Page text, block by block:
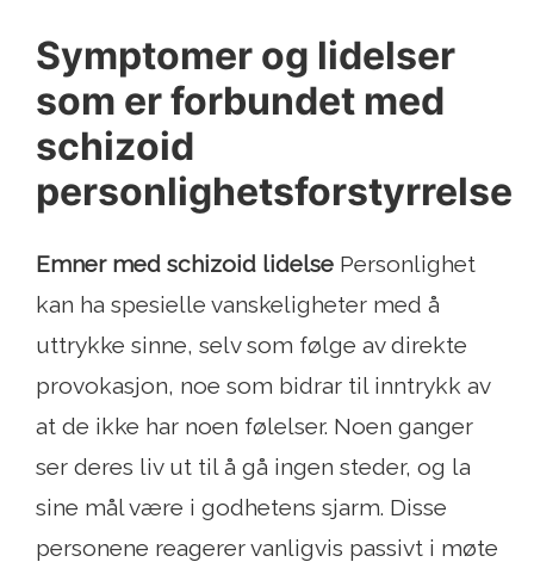
Symptomer og lidelser
som er forbundet med
schizoid
personlighetsforstyrrelse
Emner med schizoid lidelse Personlighet
kan ha spesielle vanskeligheter med å
uttrykke sinne, selv som følge av direkte
provokasjon, noe som bidrar til inntrykk av
at de ikke har noen følelser. Noen ganger
ser deres liv ut til å gå ingen steder, og la
sine mål være i godhetens sjarm. Disse
personene reagerer vanligvis passivt i møte